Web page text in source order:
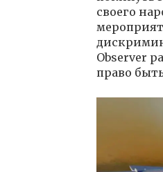
своего
Observer
право